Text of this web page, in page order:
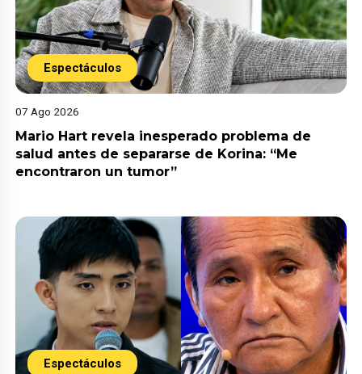
Espectáculos
07 Ago 2026
Mario Hart revela inesperado problema de
salud antes de separarse de Korina: “Me
encontraron un tumor”
Espectáculos